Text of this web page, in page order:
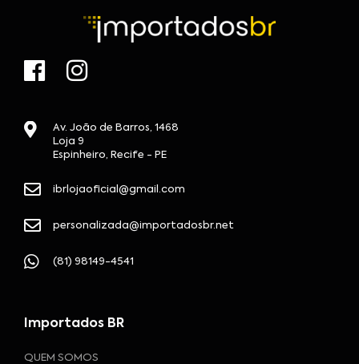
Av. João de Barros, 1468
Loja 9
Espinheiro, Recife - PE
ibrlojaoficial@gmail.com
personalizada@importadosbr.net
(81) 98149-4541
Importados BR
QUEM SOMOS